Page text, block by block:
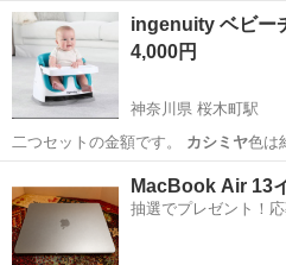
長崎 長崎市 小物
ingenuity ベビー
4,000円
神奈川県 桜木町駅
二つセットの金額です。 カシミヤ色は
使用…
ベビ
MacBook Air 13
抽選でプレゼント！